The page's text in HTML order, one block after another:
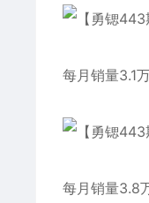
每月销量3.1
每月销量3.8